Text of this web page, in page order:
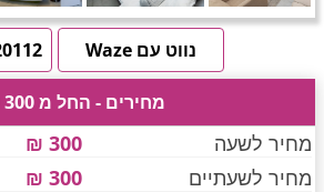
חדרים לפי שעה בנגב
חדרים לפי שעה בגליל עליון
Next
נווט עם Waze
מחירים - החל מ 300 ₪
מחיר לשעה
300 ₪
מחיר לשעתיים
300 ₪